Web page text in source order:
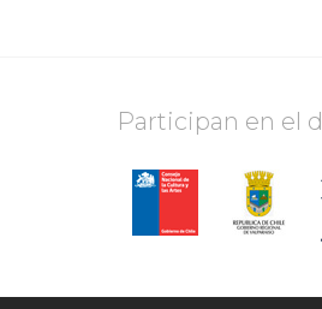
Participan en el